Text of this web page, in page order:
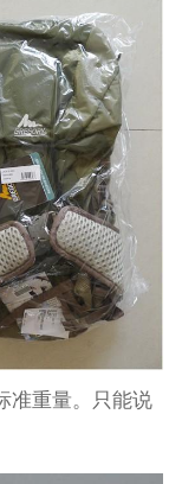
准重量。只能说